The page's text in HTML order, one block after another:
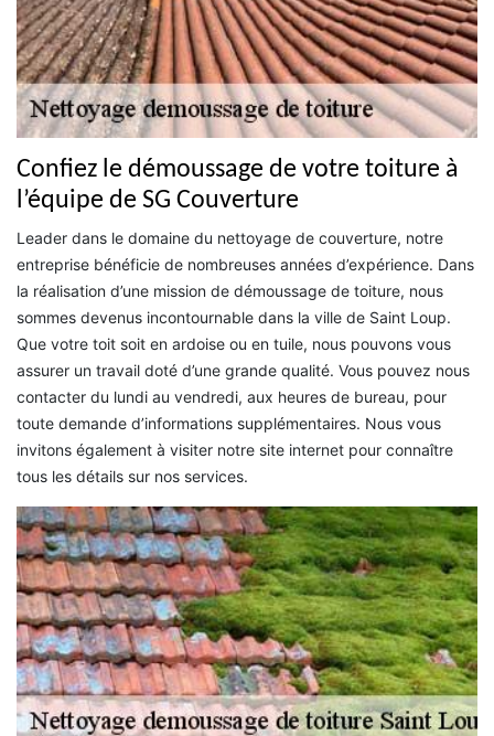
Confiez le démoussage de votre toiture à
l’équipe de SG Couverture
Leader dans le domaine du nettoyage de couverture, notre
entreprise bénéficie de nombreuses années d’expérience. Dans
la réalisation d’une mission de démoussage de toiture, nous
sommes devenus incontournable dans la ville de Saint Loup.
Que votre toit soit en ardoise ou en tuile, nous pouvons vous
assurer un travail doté d’une grande qualité. Vous pouvez nous
contacter du lundi au vendredi, aux heures de bureau, pour
toute demande d’informations supplémentaires. Nous vous
invitons également à visiter notre site internet pour connaître
tous les détails sur nos services.